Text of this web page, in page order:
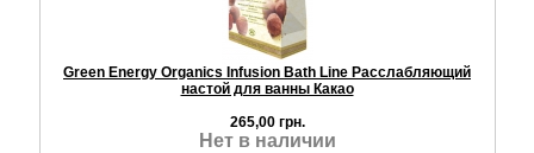
Green Energy Organics Infusion Bath Line Расслабляющий
настой для ванны Какао
265,00 грн.
Нет в наличии